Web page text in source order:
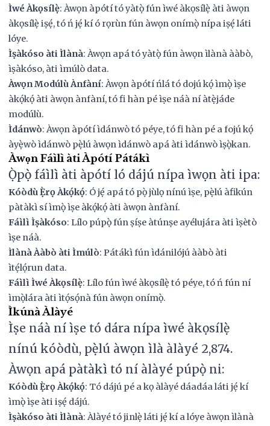
Ìwé Àkọsílẹ̀: Àwọn àpótí tó yàtọ̀ fún ìwé àkọsílẹ̀ àti àwọn
àkọsílẹ̀ iṣẹ́, tó ń jẹ́ kí ó rọrùn fún àwọn onímọ̀ nípa iṣẹ́ láti
lóye.
Ìṣàkóso àti Ìlànà: Àwọn apá tó yàtọ̀ fún àwọn ìlànà ààbò,
ìṣàkóso, àti ìmúlò data.
Àwọn Modúlù Ànfàní: Àwọn àpótí ńlá tó dojú kọ́ ìmọ̀ ìṣe
àkọ́kọ́ àti àwọn ànfàní, tó fi hàn pé ìṣe náà ní àtẹ̀jáde
modúlù.
Ìdánwò: Àwọn àpótí ìdánwò tó péye, tó fi hàn pé a fojú kọ́
àyẹ̀wò ìdánwò pẹ̀lú àwọn ìdánwò apá àti ìdánwò ìṣọ̀kan.
Àwọn Fáìlì àti Àpótí Pátákì
Ọ̀pọ̀ fáìlì àti àpótí ló dájú nípa ìwọn àti ipa:
Kóòdù Ẹ̀rọ Àkọ́kọ́: Ó jẹ́ apá tó pọ̀ jùlọ nínú ìṣe, pẹ̀lú àfikún
pàtàkì sí ìmọ̀ ìṣe àkọ́kọ́ àti àwọn ànfàní.
Fáìlì Ìṣàkóso: Lílo púpọ̀ fún ṣíṣe àtúnṣe ayélujára àti ìṣètò
ìṣe náà.
Ìlànà Ààbò àti Ìmúlò: Pátákì fún ìdánilójú ààbò àti
ìtẹ́lọ́run data.
Fáìlì Ìwé Àkọsílẹ̀: Lílo fún ìwé àkọsílẹ̀ tó péye, tó ń fún ní
ìmọ̀lára àti ìtọ́sọ́nà fún àwọn onímọ̀.
Ìkúnà Àlàyé
Ìṣe náà ní ìṣe tó dára nípa ìwé àkọsílẹ̀
nínú kóòdù, pẹ̀lú àwọn ìlà àlàyé 2,874.
Àwọn apá pàtàkì tó ní àlàyé púpọ̀ ni:
Kóòdù Ẹ̀rọ Àkọ́kọ́: Tó dájú pé a kọ àlàyé dáadáa láti jẹ́ kí
ìmọ̀ ìṣe àti iṣẹ́ dájú.
Ìṣàkóso àti Ìlànà: Àlàyé tó jinlẹ̀ láti jẹ́ kí a lóye àwọn ìlànà